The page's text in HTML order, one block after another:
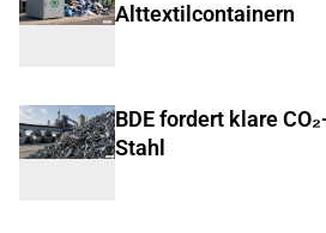
Alttextilcontainern
BDE fordert klare
Stahl